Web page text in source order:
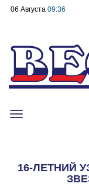
06 Августа 09:36
Toggle
16-ЛЕТНИЙ